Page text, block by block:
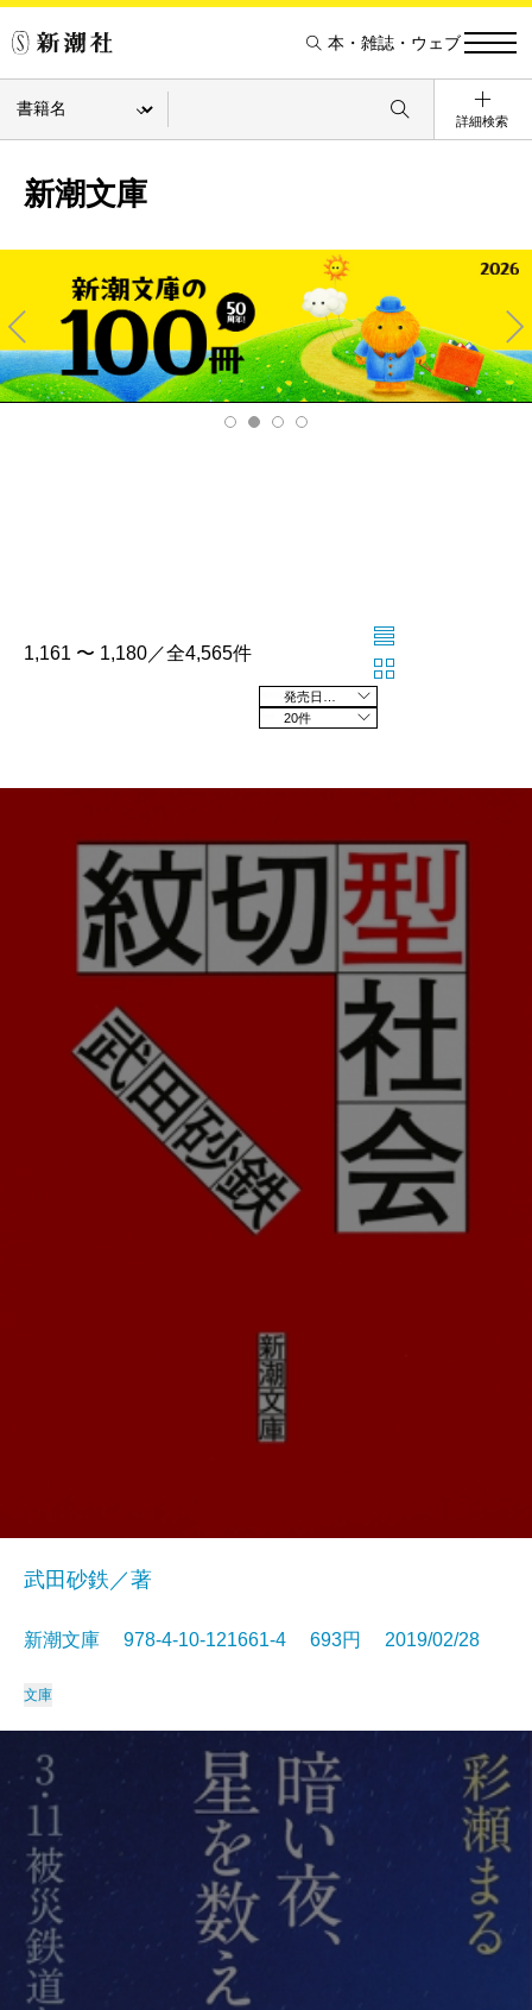
本・雑誌・ウェブ
詳細検索
新潮文庫
Pre
v
Ne
xt
1,161 〜 1,180／全4,565件
20件
武田砂鉄／著
新潮文庫 978-4-10-121661-4 693円 2019/02/28
文庫